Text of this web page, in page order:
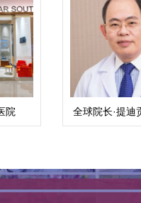
院
全球院长·提迪
Thitikorn